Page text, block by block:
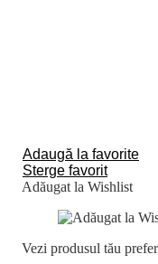
Adaugă la favorite
Sterge favorit
Adăugat la Wishlist
Vezi produsul tău